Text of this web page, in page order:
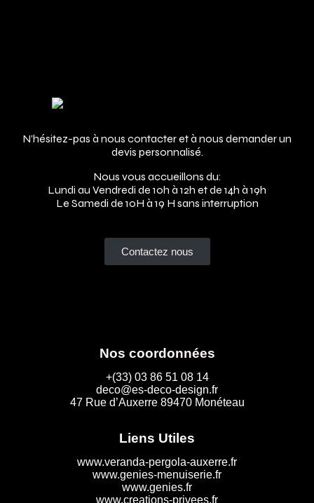
N’hésitez-pas à nous contacter et à nous demander un
devis personnalisé.
Nous vous accueillons du:
Lundi au Vendredi de 10h à 12h et de 14h à 19h
Le Samedi de 10H à 19 H sans interruption
Contactez nous
Nos coordonnées
+(33) 03 86 51 08 14
deco@es-deco-design.fr
47 Rue d’Auxerre 89470 Monéteau
Liens Utiles
www.veranda-pergola-auxerre.fr
www.genies-menuiserie.fr
www.genies.fr
www.creations-privees.fr